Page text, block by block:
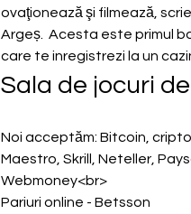
ovaţionează şi filmează,
Argeș.  Acesta este primul
care te inregistrezi la un
Sala de jocuri
Noi acceptăm: Bitcoin,
Maestro, Skrill, Neteller,
Webmoney<br>
Pariuri online - Betsson